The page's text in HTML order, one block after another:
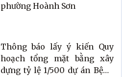
phường Hoành Sơn
Thông báo lấy ý kiến Quy
hoạch tổng mặt bằng xây
dựng tỷ lệ 1/500 dự án Bệnh